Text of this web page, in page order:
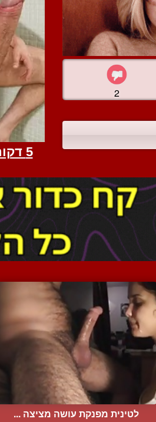
2
לטינית מפנקת עושה מציצה ...